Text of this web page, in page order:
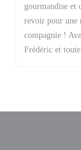
gourmandise et
revoir pour une
compagnie !
Frédéric et